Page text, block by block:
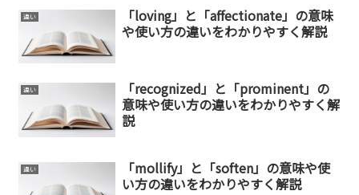
違い
「loving」と「affectionate」の意味
や使い方の違いをわかりやすく解説
違い
「recognized」と「prominent」の
意味や使い方の違いをわかりやすく解
説
違い
「mollify」と「soften」の意味や使
い方の違いをわかりやすく解説